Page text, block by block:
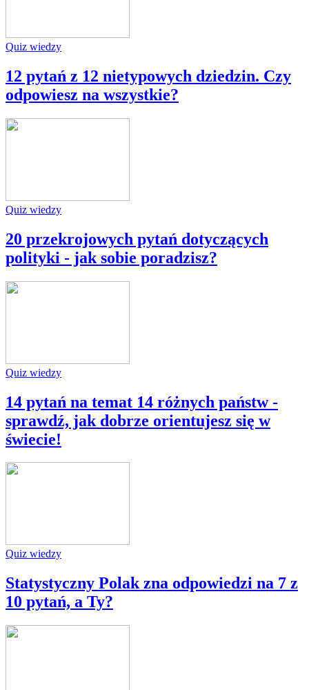
Quiz wiedzy
12 pytań z 12 nietypowych dziedzin. Czy
odpowiesz na wszystkie?
Quiz wiedzy
20 przekrojowych pytań dotyczących
polityki - jak sobie poradzisz?
Quiz wiedzy
14 pytań na temat 14 różnych państw -
sprawdź, jak dobrze orientujesz się w
świecie!
Quiz wiedzy
Statystyczny Polak zna odpowiedzi na 7 z
10 pytań, a Ty?